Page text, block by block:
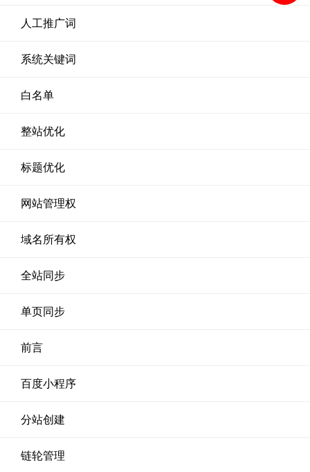
人工推广词
系统关键词
白名单
整站优化
标题优化
网站管理权
域名所有权
全站同步
单页同步
前言
百度小程序
分站创建
链轮管理